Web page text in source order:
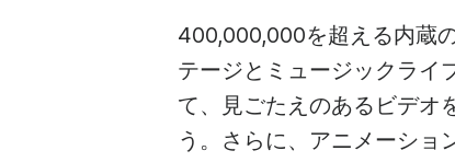
400,000,000を超える内蔵
テージとミュージックライ
て、見ごたえのあるビデオ
う。さらに、アニメーショ